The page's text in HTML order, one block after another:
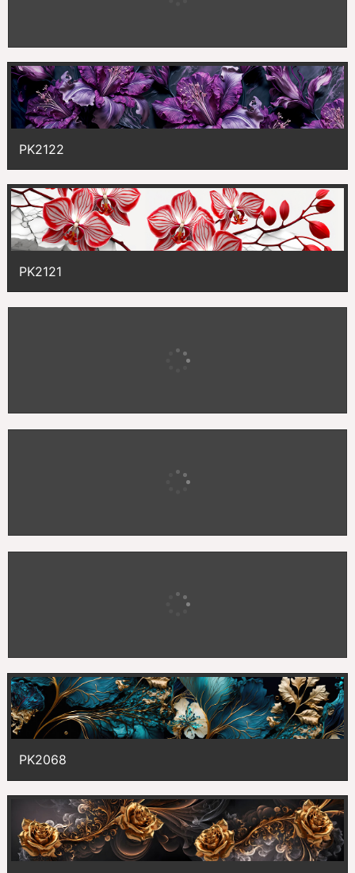
PK2122
PK2121
PK2068